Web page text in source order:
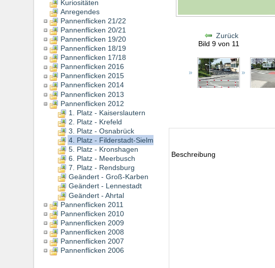
Kuriositäten
Anregendes
Pannenflicken 21/22
Pannenflicken 20/21
Pannenflicken 19/20
Pannenflicken 18/19
Pannenflicken 17/18
Pannenflicken 2016
Pannenflicken 2015
Pannenflicken 2014
Pannenflicken 2013
Pannenflicken 2012
1. Platz - Kaiserslautern
2. Platz - Krefeld
3. Platz - Osnabrück
4. Platz - Filderstadt-Sielmingen
5. Platz - Kronshagen
6. Platz - Meerbusch
7. Platz - Rendsburg
Geändert - Groß-Karben
Geändert - Lennestadt
Geändert - Ahrtal
Pannenflicken 2011
Pannenflicken 2010
Pannenflicken 2009
Pannenflicken 2008
Pannenflicken 2007
Pannenflicken 2006
Zurück
Bild 9 von 11
Beschreibung